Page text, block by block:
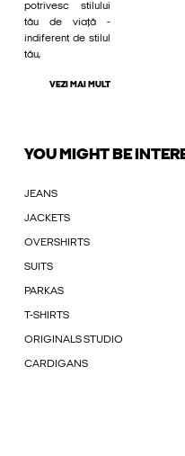
potrivesc stilului
tău de viață -
indiferent de stilul
tău,
VEZI MAI MULT
YOU MIGHT BE
JEANS
JACKETS
OVERSHIRTS
SUITS
PARKAS
T-SHIRTS
ORIGINALS STUDIO
CARDIGANS